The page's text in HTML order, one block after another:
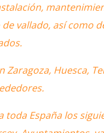
vallado, así como
Zaragoza, Huesca,
toda España los